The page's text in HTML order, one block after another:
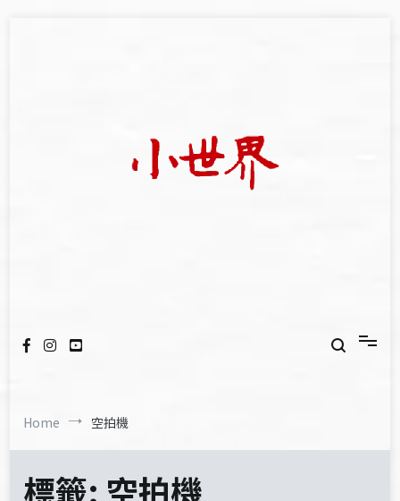
Home 空拍機
標籤: 空拍機